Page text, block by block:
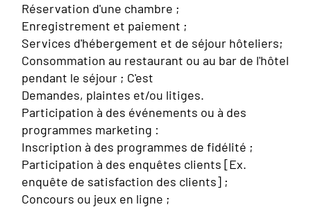
Réservation d'une chambre ;
Enregistrement et paiement ;
Services d'hébergement et de séjour hôteliers;
Consommation au restaurant ou au bar de l'hôtel
pendant le séjour ; C'est
Demandes, plaintes et/ou litiges.
Participation à des événements ou à des
programmes marketing :
Inscription à des programmes de fidélité ;
Participation à des enquêtes clients [Ex.
enquête de satisfaction des clients] ;
Concours ou jeux en ligne ;